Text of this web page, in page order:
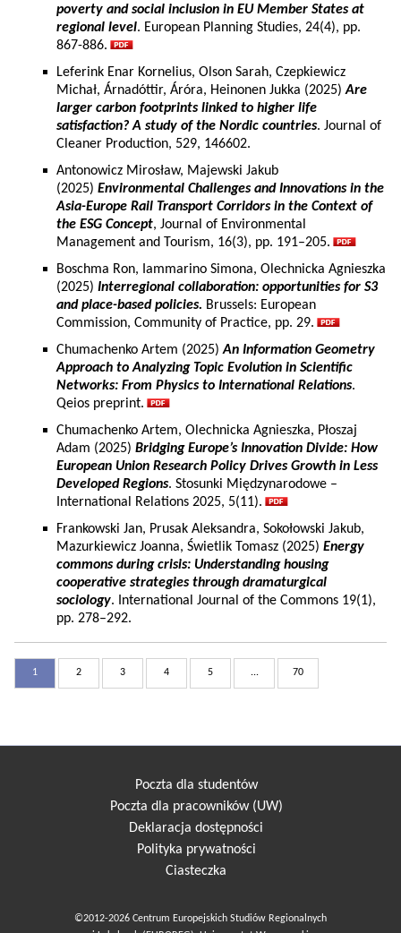
poverty and social inclusion in EU Member States at
regional level. European Planning Studies, 24(4), pp.
867-886.
Leferink Enar Kornelius, Olson Sarah, Czepkiewicz
Michał, Árnadóttir, Áróra, Heinonen Jukka (2025)Are
larger carbon footprints linked to higher life
satisfaction? A study of the Nordic countries. Journal of
Cleaner Production, 529, 146602.
Antonowicz Mirosław, Majewski Jakub
(2025) Environmental Challenges and Innovations in the
Asia-Europe Rail Transport Corridors in the Context of
the ESG Concept, Journal of Environmental
Management and Tourism, 16(3), pp. 191–205.
Boschma Ron, Iammarino Simona, Olechnicka Agnieszka
(2025) Interregional collaboration: opportunities for S3
and place-based policies. Brussels: European
Commission, Community of Practice, pp. 29.
Chumachenko Artem (2025)An Information Geometry
Approach to Analyzing Topic Evolution in Scientific
Networks: From Physics to International Relations.
Qeios preprint.
Chumachenko Artem, Olechnicka Agnieszka, Płoszaj
Adam (2025) Bridging Europe’s Innovation Divide: How
European Union Research Policy Drives Growth in Less
Developed Regions. Stosunki Międzynarodowe –
International Relations 2025, 5(11).
Frankowski Jan, Prusak Aleksandra, Sokołowski Jakub,
Mazurkiewicz Joanna, Świetlik Tomasz (2025) Energy
commons during crisis: Understanding housing
cooperative strategies through dramaturgical
sociology. International Journal of the Commons 19(1),
pp. 278–292.
1 2 3 4 5 ... 70
Poczta dla studentów
Poczta dla pracowników (UW)
Deklaracja dostępności
Polityka prywatności
Ciasteczka
©2012-2026 Centrum Europejskich Studiów Regionalnych